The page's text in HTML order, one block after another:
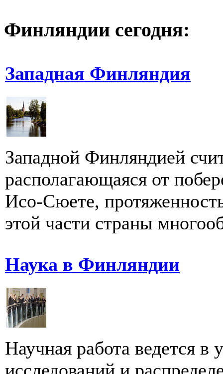
Финляндии сегодня:
Западная Финляндия
Западной Финляндией
располагающаяся от
Исо-Сюете,
этой части страны
Наука в Финляндии
Научная работа ведется в
исследований и